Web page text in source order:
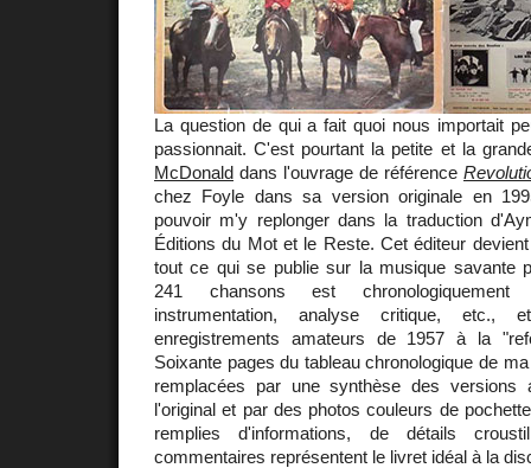
La question de qui a fait quoi nous importait
passionnait. C'est pourtant la petite et la
McDonald dans l'ouvrage de référence
chez Foyle dans sa version originale en
pouvoir m'y replonger dans la traduction
Éditions du Mot et le Reste. Cet éditeur
tout ce qui se publie sur la musique savante
241 chansons est chronologiquement
instrumentation, analyse critique,
enregistrements amateurs de 1957 à la
Soixante pages du tableau chronologique de
remplacées par une synthèse des versions
l'original et par des photos couleurs de
remplies d'informations, de détails
commentaires représentent le livret idéal à la